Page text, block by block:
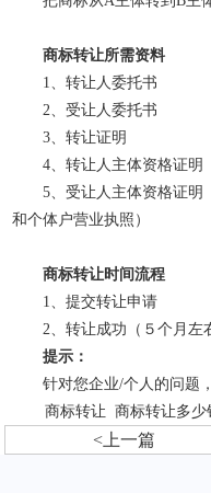
商标转让所需资料
1、转让人委托书
2、受让人委托书
3、转让证明
4、转让人主体资格证明
5、受让人主体资格证明
和个体户营业执照）
商标转让时间流程
1、提交转让申请
2、转让成功（５个月左
提示：
针对您企业/个人的问题
商标转让
商标转让多少
<上一篇